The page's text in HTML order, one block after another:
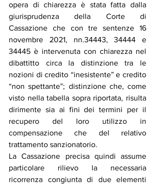
opera di chiarezza è stata fatta dalla
giurisprudenza della Corte di
Cassazione che con tre sentenze 16
novembre 2021, nn.34443, 34444 e
34445 è intervenuta con chiarezza nel
dibattitto circa la distinzione tra le
nozioni di credito “inesistente” e credito
“non spettante”; distinzione che, come
visto nella tabella sopra riportata, risulta
dirimente sia ai fini dei termini per il
recupero del loro utilizzo in
compensazione che del relativo
trattamento sanzionatorio.
La Cassazione precisa quindi assume
particolare rilievo la necessaria
ricorrenza congiunta di due elementi